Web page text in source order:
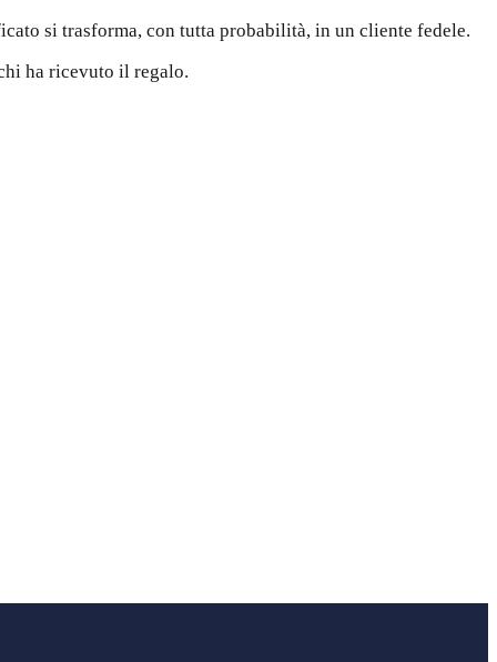
si trasforma, con tutta probabilità, in un cliente fedele.
ha ricevuto il regalo.